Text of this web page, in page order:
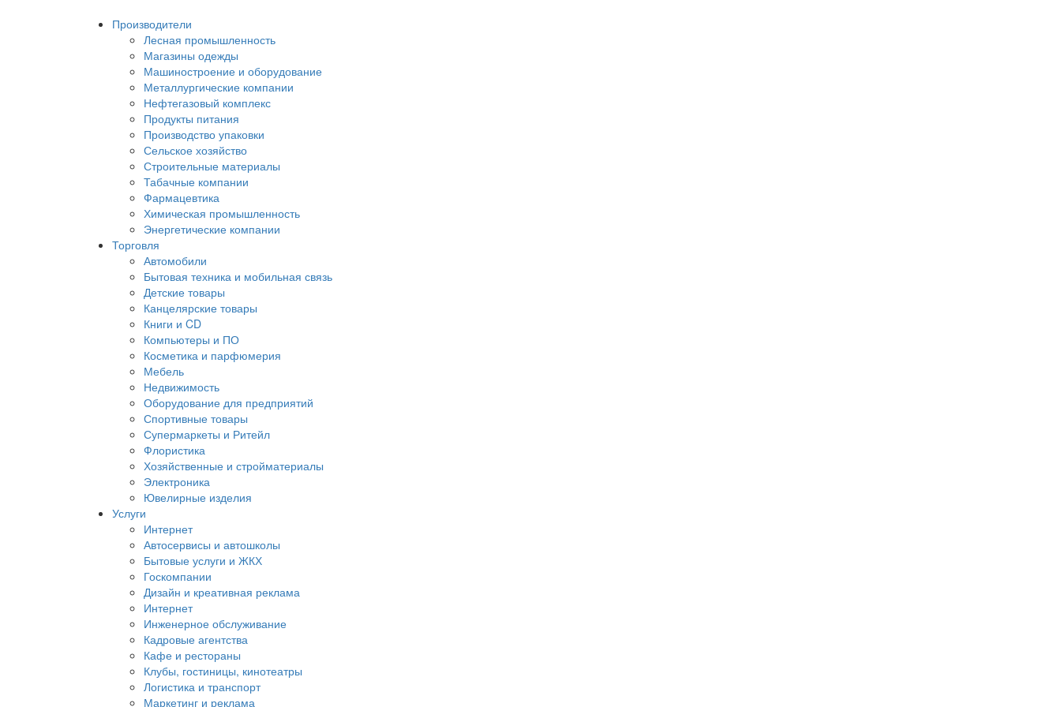
Производители
Лесная промышленность
Магазины одежды
Машиностроение и оборудование
Металлургические компании
Нефтегазовый комплекс
Продукты питания
Производство упаковки
Сельское хозяйство
Строительные материалы
Табачные компании
Фармацевтика
Химическая промышленность
Энергетические компании
Торговля
Автомобили
Бытовая техника и мобильная связь
Детские товары
Канцелярские товары
Книги и CD
Компьютеры и ПО
Косметика и парфюмерия
Мебель
Недвижимость
Оборудование для предприятий
Спортивные товары
Супермаркеты и Ритейл
Флористика
Хозяйственные и стройматериалы
Электроника
Ювелирные изделия
Услуги
Интернет
Автосервисы и автошколы
Бытовые услуги и ЖКХ
Госкомпании
Дизайн и креативная реклама
Интернет
Инженерное обслуживание
Кадровые агентства
Кафе и рестораны
Клубы, гостиницы, кинотеатры
Логистика и транспорт
Маркетинг и реклама